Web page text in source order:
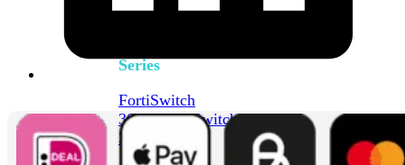
Series
FortiSwitch
3032EFortiSwitch
3032G